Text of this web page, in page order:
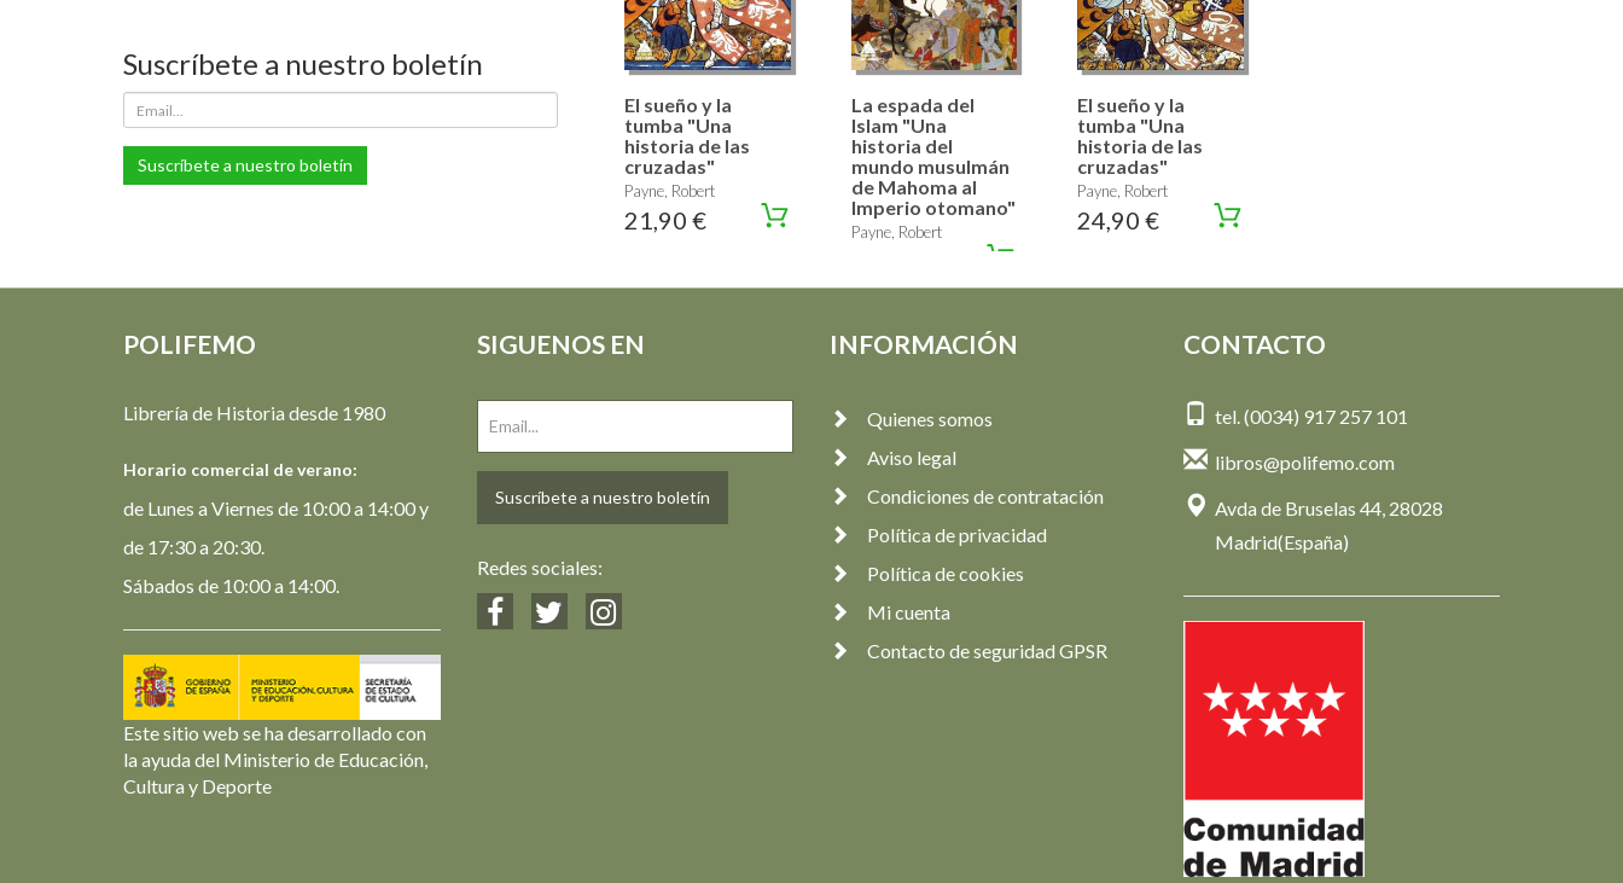
Suscríbete a nuestro boletín
Suscríbete a nuestro boletín
El sueño y la
tumba "Una
historia de las
cruzadas"
Payne, Robert
21,90 €
La espada del
Islam "Una
historia del
mundo musulmán
de Mahoma al
Imperio otomano"
Payne, Robert
El sueño y la
tumba "Una
historia de las
cruzadas"
Payne, Robert
24,90 €
POLIFEMO
Librería de Historia desde 1980
Horario comercial de verano:
de Lunes a Viernes de 10:00 a 14:00 y
de 17:30 a 20:30.
Sábados de 10:00 a 14:00.
Este sitio web se ha desarrollado con
la ayuda del Ministerio de Educación,
Cultura y Deporte
SIGUENOS EN
Suscríbete a nuestro boletín
Redes sociales:
INFORMACIÓN
Quienes somos
Aviso legal
Condiciones de contratación
Política de privacidad
Política de cookies
Mi cuenta
Contacto de seguridad GPSR
CONTACTO
tel. (0034) 917 257 101
libros@polifemo.com
Avda de Bruselas 44, 28028
Madrid(España)